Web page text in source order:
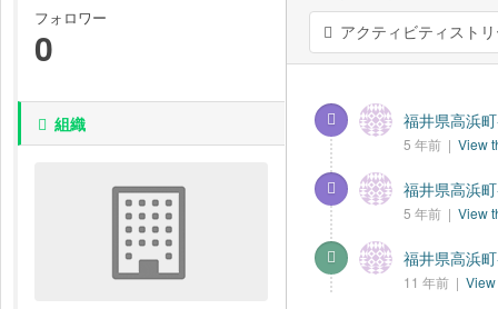
フォロワー
0
組織
アクティビティスト
福井県高浜
5 年前 | View
福井県高浜
5 年前 | View
福井県高浜
11 年前 |